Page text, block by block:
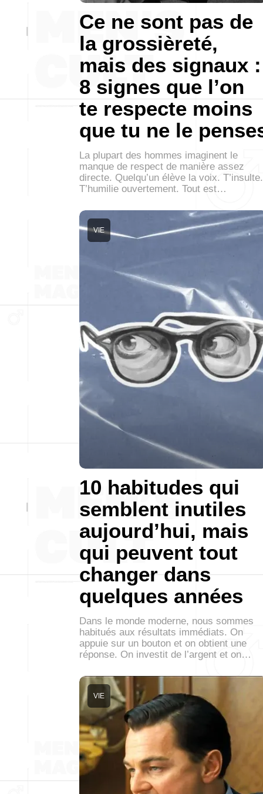
Ce ne sont pas de
la grossièreté,
mais des signaux :
8 signes que l’on
te respecte moins
que tu ne le
La plupart des hommes imaginent le
manque de respect de manière assez
directe. Quelqu’un élève la voix. T’insulte.
T’humilie ouvertement. Tout est…
10 habitudes qui
semblent inutiles
aujourd’hui, mais
qui peuvent tout
changer dans
quelques années
VIE
Dans le monde moderne, nous sommes
habitués aux résultats immédiats. On
appuie sur un bouton et on obtient une
réponse. On investit de l’argent et on…
VIE